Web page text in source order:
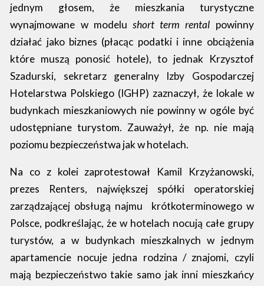
jednym głosem, że mieszkania turystyczne
wynajmowane w modelu short term rental powinny
działać jako biznes (płacąc podatki i inne obciążenia
które muszą ponosić hotele), to jednak Krzysztof
Szadurski, sekretarz generalny Izby Gospodarczej
Hotelarstwa Polskiego (IGHP) zaznaczył, że lokale w
budynkach mieszkaniowych nie powinny w ogóle być
udostępniane turystom. Zauważył, że np. nie mają
poziomu bezpieczeństwa jak w hotelach.
Na co z kolei zaprotestował Kamil Krzyżanowski,
prezes Renters, największej spółki operatorskiej
zarządzającej obsługą najmu krótkoterminowego w
Polsce, podkreślając, że w hotelach nocują całe grupy
turystów, a w budynkach mieszkalnych w jednym
apartamencie nocuje jedna rodzina / znajomi, czyli
mają bezpieczeństwo takie samo jak inni mieszkańcy